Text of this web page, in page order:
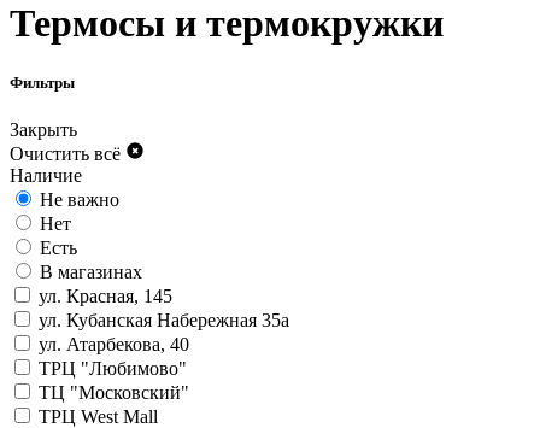
Термосы и термокружки
Фильтры
Закрыть
Очистить всё
Наличие
Не важно
Нет
Есть
В магазинах
ул. Красная, 145
ул. Кубанская Набережная 35а
ул. Атарбекова, 40
ТРЦ "Любимово"
ТЦ "Московский"
ТРЦ West Mall